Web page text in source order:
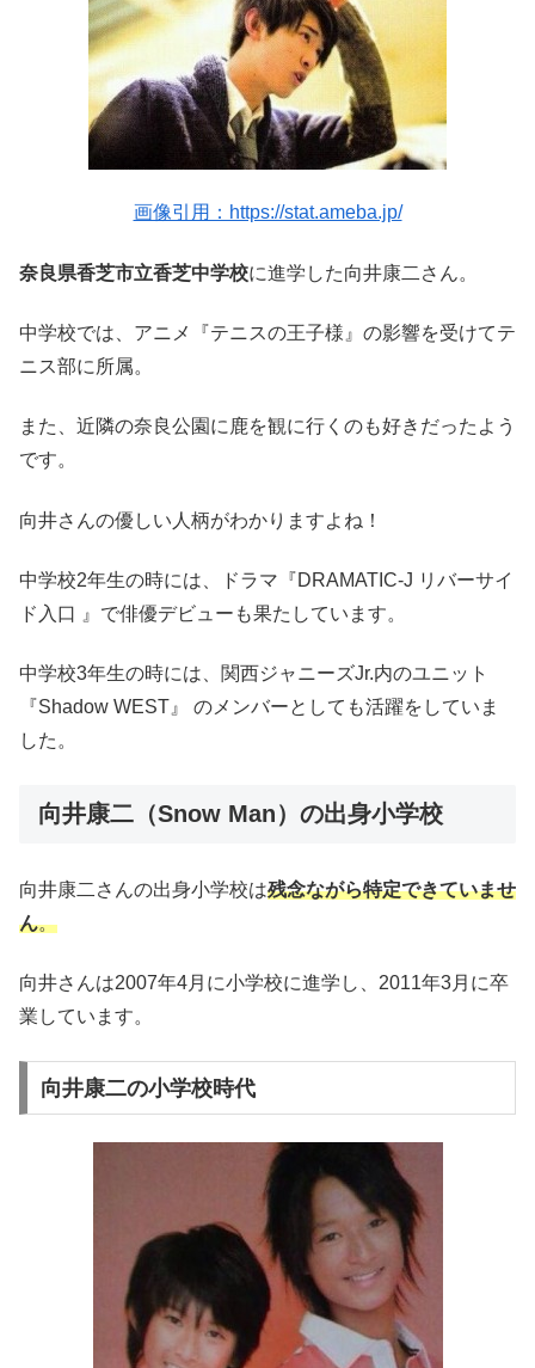
画像引用：https://stat.ameba.jp/
奈良県香芝市立香芝中学校に進学した向井康二さん。
中学校では、アニメ『テニスの王子様』の影響を受けてテ
ニス部に所属。
また、近隣の奈良公園に鹿を観に行くのも好きだったよう
です。
向井さんの優しい人柄がわかりますよね！
中学校2年生の時には、ドラマ『DRAMATIC-J リバーサイ
ド入口 』で俳優デビューも果たしています。
中学校3年生の時には、関西ジャニーズJr.内のユニット
『Shadow WEST』 のメンバーとしても活躍をしていま
した。
向井康二（Snow Man）の出身小学校
向井康二さんの出身小学校は残念ながら特定できていませ
ん。
向井さんは2007年4月に小学校に進学し、2011年3月に卒
業しています。
向井康二の小学校時代